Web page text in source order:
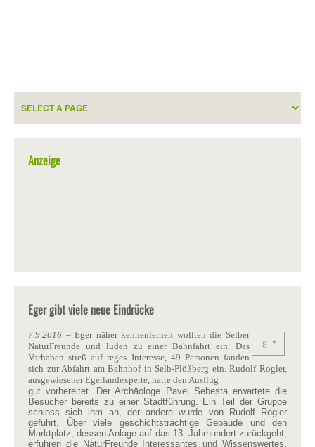
Anzeige
Eger gibt viele neue Eindrücke
7.9.2016 –Eger näher kennenlernen wollten die Selber
NaturFreunde und luden zu einer Bahnfahrt ein. Das
Vorhaben stieß auf reges Interesse, 49 Personen fanden
sich zur Abfahrt am Bahnhof in Selb-Plößberg ein. Rudolf Rogler,
ausgewiesener Egerlandexperte, hatte den Ausflug
gut vorbereitet. Der Archäologe Pavel Sebesta erwartete die
Besucher bereits zu einer Stadtführung. Ein Teil der Gruppe
schloss sich ihm an, der andere wurde von Rudolf Rogler
geführt. Über viele geschichtsträchtige Gebäude und den
Marktplatz, dessen Anlage auf das 13. Jahrhundert zurückgeht,
erfuhren die NaturFreunde Interessantes und Wissenswertes,